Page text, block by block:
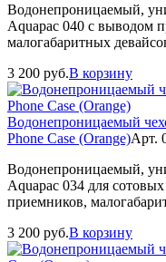
Водонепроницаемый,
Aquapac 040 с выводом
малогабаритных
3 200 руб.В корзину
Водонепроницаемый
Phone Case (Orange)Арт.
Водонепроницаемый,
Aquapac 034 для
приемников,
3 200 руб.В корзину